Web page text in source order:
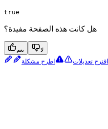
true
هل كانت هذه الصفحة مفيدة؟
نعم لا
اقترح تعديلات اطرح مشكلة